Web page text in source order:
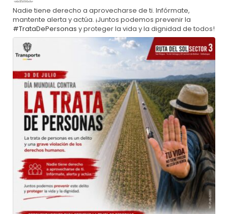
Nadie tiene derecho a aprovecharse de ti. Infórmate,
mantente alerta y actúa. ¡Juntos podemos prevenir la
#TrataDePersonas y proteger la vida y la dignidad de todos!